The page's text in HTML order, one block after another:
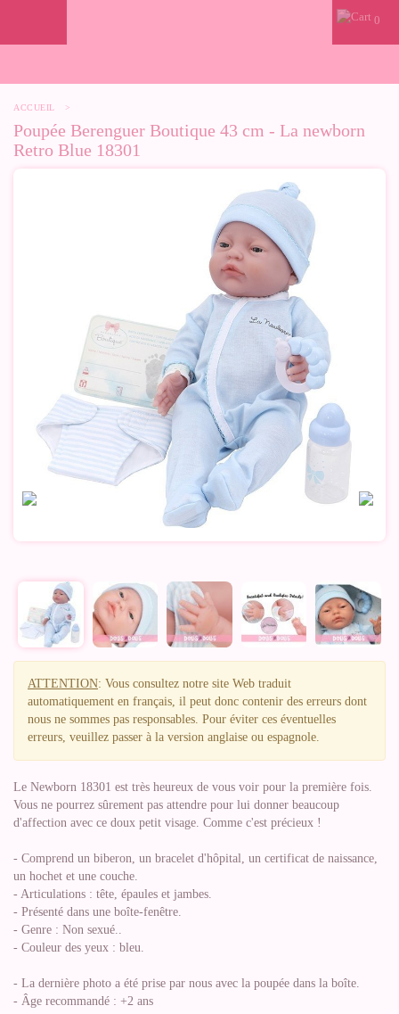
0
ACCUEIL >
Poupée Berenguer Boutique 43 cm - La newborn
Retro Blue 18301
ATTENTION: Vous consultez notre site Web traduit
automatiquement en français, il peut donc contenir des erreurs dont
nous ne sommes pas responsables. Pour éviter ces éventuelles
erreurs, veuillez passer à la version anglaise ou espagnole.
Le Newborn 18301 est très heureux de vous voir pour la première fois.
Vous ne pourrez sûrement pas attendre pour lui donner beaucoup
d'affection avec ce doux petit visage. Comme c'est précieux !
- Comprend un biberon, un bracelet d'hôpital, un certificat de naissance,
un hochet et une couche.
- Articulations : tête, épaules et jambes.
- Présenté dans une boîte-fenêtre.
- Genre : Non sexué..
- Couleur des yeux : bleu.
- La dernière photo a été prise par nous avec la poupée dans la boîte.
- Âge recommandé : +2 ans